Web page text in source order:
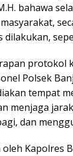
bahawa
protokol
Polsek
tempat
menjaga
dan
Kapolres